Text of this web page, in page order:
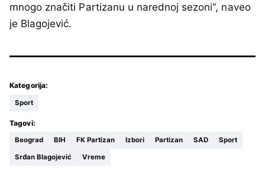
mnogo značiti Partizanu u narednoj sezoni“, naveo
je Blagojević.
Kategorija:
Sport
Tagovi:
Beograd BIH FK Partizan Izbori Partizan SAD Sport
Srđan Blagojević Vreme